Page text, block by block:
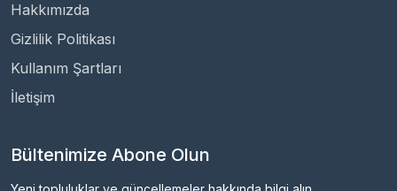
Hakkımızda
Gizlilik Politikası
Kullanım Şartları
İletişim
Bültenimize Abone Olun